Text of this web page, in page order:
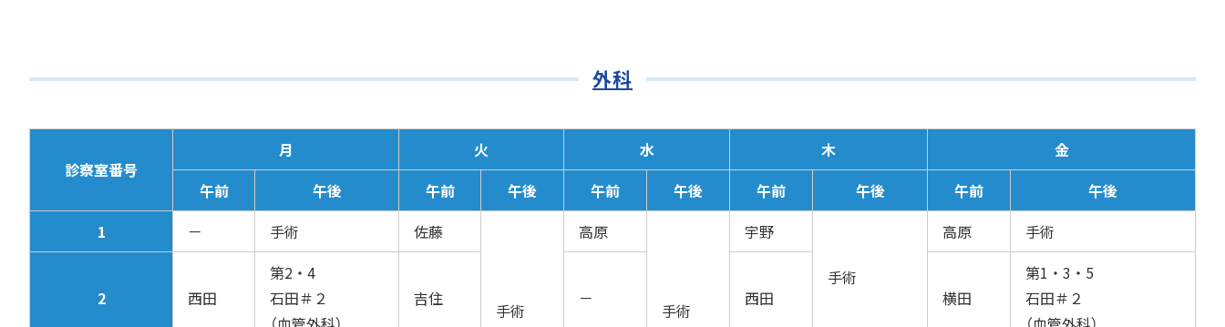
外科
診察室番号
月 火 水 木
金
午前
午後 午前 午後 午前 午後 午前 午後 午前
午後
1
－ 手術 佐藤
手術
高原
手術
宇野
手術
高原 手術
2 西田
第2・4
石田＃２
吉住 － 西田 横田
第1・3・5
石田＃２